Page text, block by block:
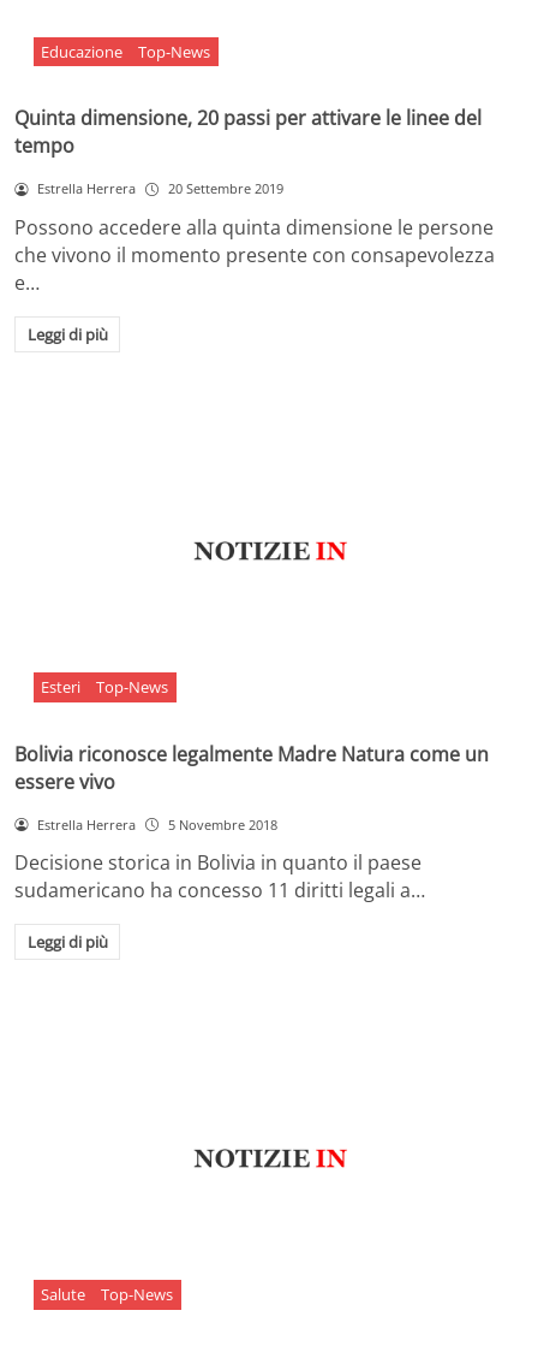
Educazione Top-News
Quinta dimensione, 20 passi per attivare le linee del
tempo
Estrella Herrera 20 Settembre 2019
Possono accedere alla quinta dimensione le persone
che vivono il momento presente con consapevolezza
e…
Leggi di più
Esteri Top-News
Bolivia riconosce legalmente Madre Natura come un
essere vivo
Estrella Herrera 5 Novembre 2018
Decisione storica in Bolivia in quanto il paese
sudamericano ha concesso 11 diritti legali a…
Leggi di più
Salute Top-News